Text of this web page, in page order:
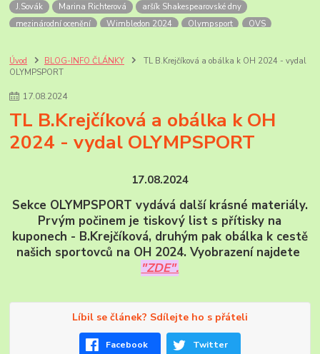
J.Sovák
Marina Richterová
aršík Shakespearovské dny
mezinárodní ocenění
Wimbledon 2024 Olympsport
OVS
non-stop let Mexiko-NY
Soutěžní exponát úvodní list
FilaPoint
Prodejny ČP
výročí pošt
Georg VI
Sri Lanka PL známek
historie
známky ceylonu a Sri Lanky
mezinárodní dny zvířat
zvířata roku
paleoart
Úvod BLOG-INFO ČLÁNKY
TL B.Krejčíková a obálka k OH 2024 - vydal
OLYMPSPORT
17.08.2024
TL B.Krejčíková a obálka k OH
2024 - vydal OLYMPSPORT
17.08.2024
Sekce OLYMPSPORT vydává další krásné materiály.
Prvým počinem je tiskový list s přítisky na
kuponech - B.Krejčíková, druhým pak obálka k cestě
našich sportovců na OH 2024. Vyobrazení najdete
"ZDE".
Líbil se článek? Sdílejte ho s přáteli
Facebook Twitter